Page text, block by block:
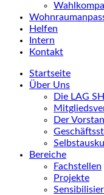
Helfen
Intern
Kontakt
Startseite
Über Uns
Die LAG
Der
Bereiche
Fachstellen
Projekte